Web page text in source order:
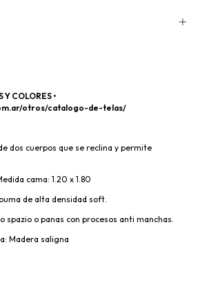
Y COLORES •
otros/catalogo-de-telas/
dos cuerpos que se reclina y permite
cama: 1.20 x 1.80
de alta densidad soft.
spazio o panas con procesos anti manchas.
Madera saligna